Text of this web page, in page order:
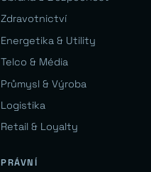
Zdravotnictví
Energetika & Utility
Telco & Média
Průmysl & Výroba
Logistika
Retail & Loyalty
PRÁVNÍ